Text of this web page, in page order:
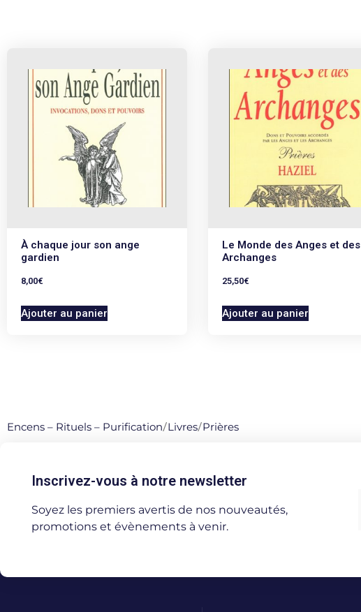
À chaque jour son ange
gardien
8,00€
Ajouter au panier
Le Monde des Anges et des
Archanges
25,50€
Ajouter au panier
Encens – Rituels – Purification/Livres/Prières
Inscrivez-vous à notre newsletter
Soyez les premiers avertis de nos nouveautés,
promotions et évènements à venir.